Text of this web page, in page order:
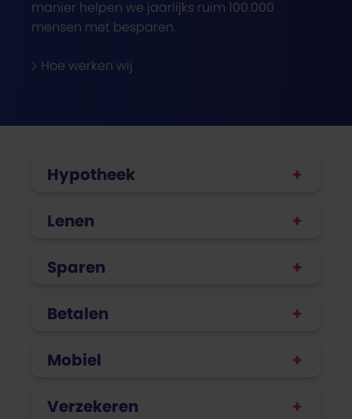
manier helpen we jaarlijks ruim 100.000
mensen met besparen.
Hoe werken wij
Hypotheek
Lenen
Sparen
Betalen
Mobiel
Verzekeren